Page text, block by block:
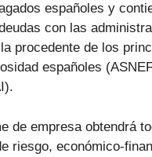
españoles y
con las
procedente de los
españoles
de empresa obtendrá
riesgo, económico-